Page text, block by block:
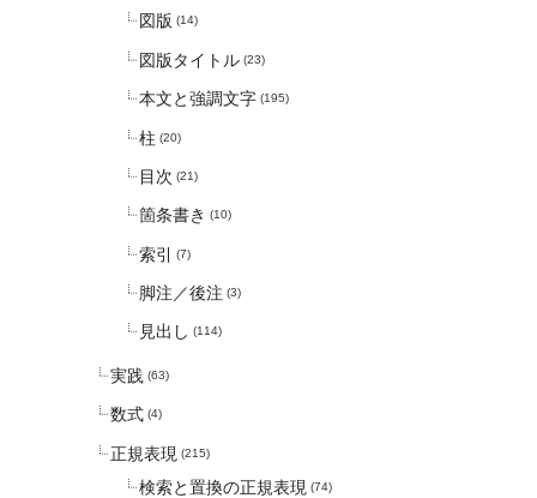
図版 (14)
図版タイトル (23)
本文と強調文字 (195)
柱 (20)
目次 (21)
箇条書き (10)
索引 (7)
脚注／後注 (3)
見出し (114)
実践 (63)
数式 (4)
正規表現 (215)
検索と置換の正規表現 (74)